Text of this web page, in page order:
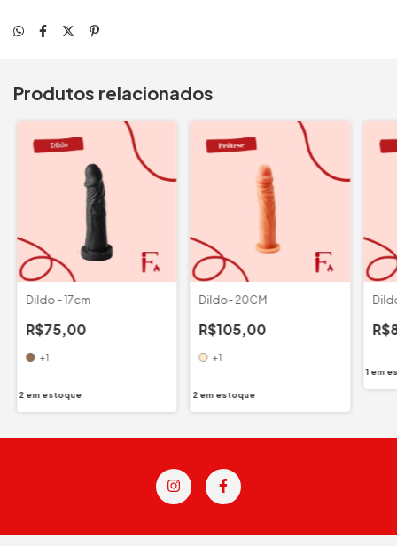
Produtos relacionados
Dildo - 17cm
R$75,00
+1
2 em estoque
Dildo- 20CM
R$105,00
+1
2 em estoque
1 em